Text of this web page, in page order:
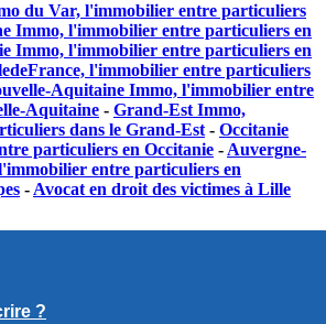
du Var, l'immobilier entre particuliers
Immo, l'immobilier entre particuliers en
Immo, l'immobilier entre particuliers en
l'immobilier entre particuliers
Aquitaine Immo, l'immobilier entre
Aquitaine - Grand-Est Immo,
dans le Grand-Est - Occitanie
particuliers en Occitanie - Auvergne-
entre particuliers en
- Avocat en droit des victimes à Lille
?